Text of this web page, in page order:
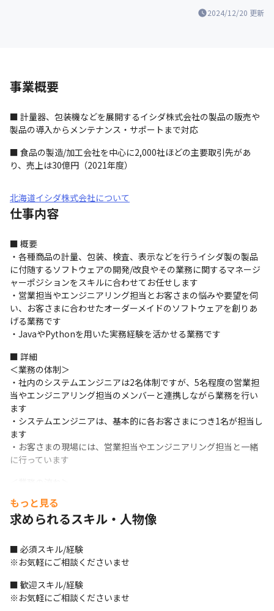
2024/12/20 更新
事業概要
■ 計量器、包装機などを展開するイシダ株式会社の製品の販売や
製品の導入からメンテナンス・サポートまで対応
■ 食品の製造/加工会社を中心に2,000社ほどの主要取引先があ
り、売上は30億円（2021年度）
北海道イシダ株式会社について
仕事内容
■ 概要
・各種商品の計量、包装、検査、表示などを行うイシダ製の製品
に付随するソフトウェアの開発/改良やその業務に関するマネージ
ャーポジションをスキルに合わせてお任せします
・営業担当やエンジニアリング担当とお客さまの悩みや要望を伺
い、お客さまに合わせたオーダーメイドのソフトウェアを創りあ
げる業務です
・JavaやPythonを用いた実務経験を活かせる業務です
■ 詳細
＜業務の体制＞
・社内のシステムエンジニアは2名体制ですが、5名程度の営業担
当やエンジニアリング担当のメンバーと連携しながら業務を行い
ます
・システムエンジニアは、基本的に各お客さまにつき1名が担当し
ます
・お客さまの現場には、営業担当やエンジニアリング担当と一緒
に行っています
→設計→テスト→保守/運用です
※開発の下流工程の作業が発生する場合は外部に委託しており、
＜コミュニケーション方法＞
・メインは対面でのコミュニケーションですが、週に2～3回程度
TeamsやZoomでミーティングを行っています
・タスク管理はSky株式会社のツールを用いて行っています
もっと見る
求められるスキル・人物像
■ 必須スキル/経験
※お気軽にご相談くださいませ
■ 歓迎スキル/経験
※お気軽にご相談くださいませ